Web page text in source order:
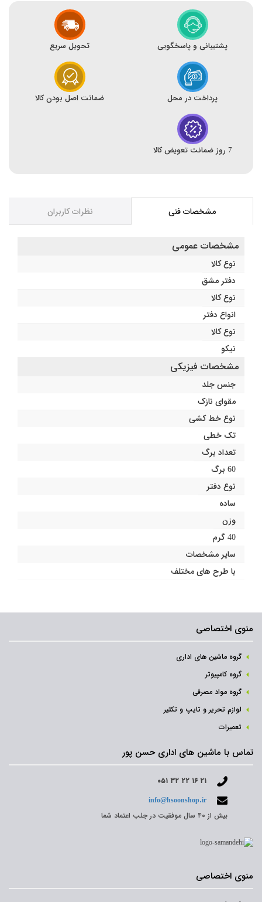
پشتیبانی و پاسخگویی تحویل سریع
پرداخت در محل ضمانت اصل بودن کالا
7 روز ضمانت تعویض کالا
مشخصات فنی نظرات کاربران
مشخصات عمومی
نوع کالا
دفتر مشق
نوع کالا
انواع دفتر
نوع کالا
نیکو
مشخصات فیزیکی
جنس جلد
مقوای نازک
نوع خط کشی
تک خطی
تعداد برگ
60 برگ
نوع دفتر
ساده
وزن
40 گرم
سایر مشخصات
با طرح های مختلف
منوی اختصاصی
گروه ماشین های اداری
گروه کامپیوتر
گروه مواد مصرفی
لوازم تحریر و تایپ و تکثیر
تعمیرات
تماس با ماشین های اداری حسن پور
۰۵۱ ۳۲ ۲۲ ۱۶ ۲۱
info@hsoonshop.ir
بیش از ۴۰ سال موفقیت در جلب اعتماد شما
منوی اختصاصی